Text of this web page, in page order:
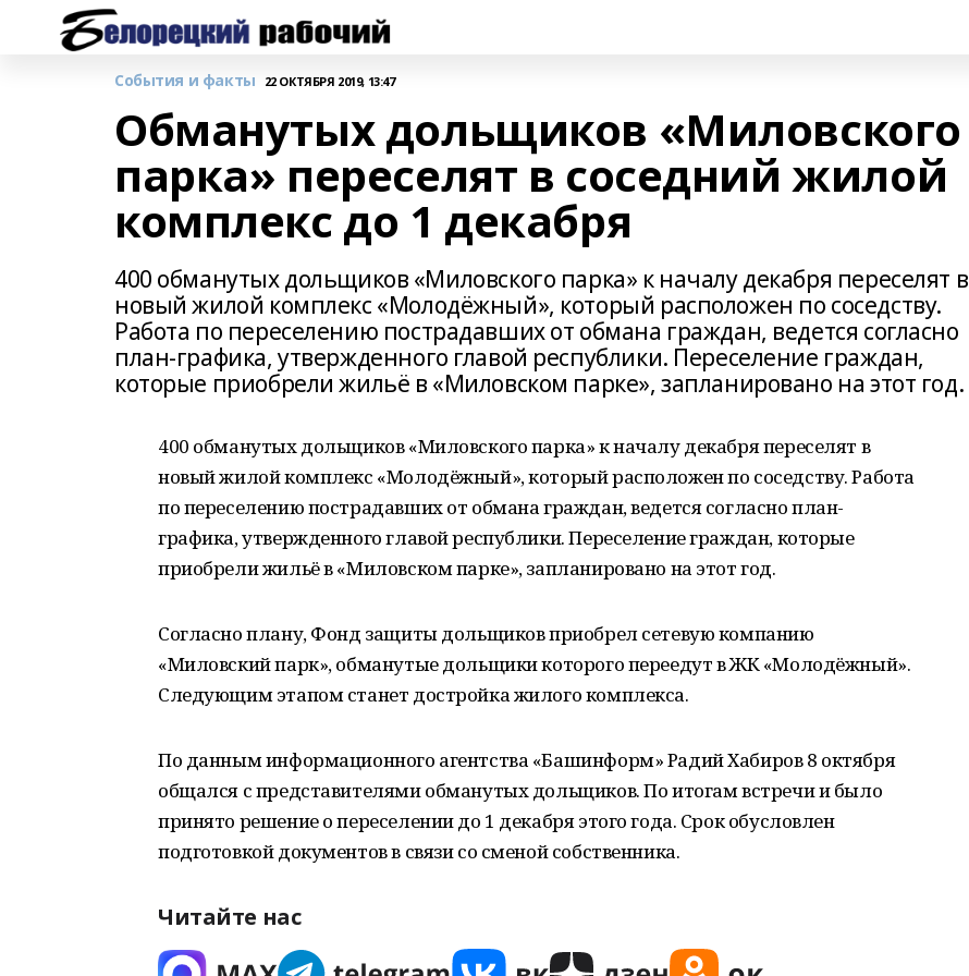
События и факты 22 ОКТЯБРЯ 2019, 13:47
Обманутых дольщиков «Миловского
парка» переселят в соседний жилой
комплекс до 1 декабря
400 обманутых дольщиков «Миловского парка» к началу декабря переселят в
новый жилой комплекс «Молодёжный», который расположен по соседству.
Работа по переселению пострадавших от обмана граждан, ведется согласно
план-графика, утвержденного главой республики. Переселение граждан,
которые приобрели жильё в «Миловском парке», запланировано на этот год.
400 обманутых дольщиков «Миловского парка» к началу декабря переселят в
новый жилой комплекс «Молодёжный», который расположен по соседству. Работа
по переселению пострадавших от обмана граждан, ведется согласно план-
графика, утвержденного главой республики. Переселение граждан, которые
приобрели жильё в «Миловском парке», запланировано на этот год.
Согласно плану, Фонд защиты дольщиков приобрел сетевую компанию
«Миловский парк», обманутые дольщики которого переедут в ЖК «Молодёжный».
Следующим этапом станет достройка жилого комплекса.
По данным информационного агентства «Башинформ» Радий Хабиров 8 октября
общался с представителями обманутых дольщиков. По итогам встречи и было
принято решение о переселении до 1 декабря этого года. Срок обусловлен
подготовкой документов в связи со сменой собственника.
Читайте нас